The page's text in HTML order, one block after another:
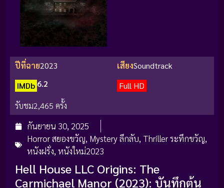
ปีที่ฉาย2023 เสียงSoundtrack
IMDb 6.2
Full HD
รับชม2,465 ครั้ง
กันยายน 30, 2025
Horror สยองขวัญ, Mystery ลึกลับ, Thriller ระทึกขวัญ,
หนังฝรั่ง, หนังใหม่2023
Hell House LLC Origins: The
Carmichael Manor (2023): บันทึกต้น